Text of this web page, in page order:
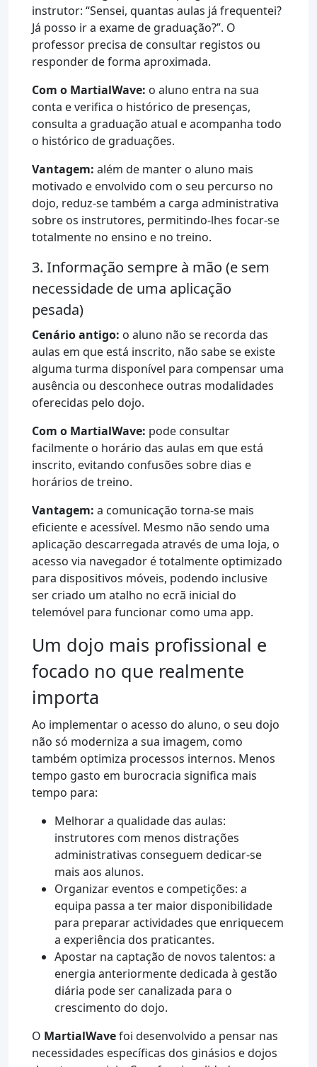
instrutor: “Sensei, quantas aulas já frequentei?
Já posso ir a exame de graduação?”. O
professor precisa de consultar registos ou
responder de forma aproximada.
Com o MartialWave: o aluno entra na sua
conta e verifica o histórico de presenças,
consulta a graduação atual e acompanha todo
o histórico de graduações.
Vantagem: além de manter o aluno mais
motivado e envolvido com o seu percurso no
dojo, reduz-se também a carga administrativa
sobre os instrutores, permitindo-lhes focar-se
totalmente no ensino e no treino.
3. Informação sempre à mão (e sem
necessidade de uma aplicação
pesada)
Cenário antigo: o aluno não se recorda das
aulas em que está inscrito, não sabe se existe
alguma turma disponível para compensar uma
ausência ou desconhece outras modalidades
oferecidas pelo dojo.
Com o MartialWave: pode consultar
facilmente o horário das aulas em que está
inscrito, evitando confusões sobre dias e
horários de treino.
Vantagem: a comunicação torna-se mais
eficiente e acessível. Mesmo não sendo uma
aplicação descarregada através de uma loja, o
acesso via navegador é totalmente optimizado
para dispositivos móveis, podendo inclusive
ser criado um atalho no ecrã inicial do
telemóvel para funcionar como uma app.
Um dojo mais profissional e
focado no que realmente
importa
Ao implementar o acesso do aluno, o seu dojo
não só moderniza a sua imagem, como
também optimiza processos internos. Menos
tempo gasto em burocracia significa mais
tempo para:
Melhorar a qualidade das aulas:
instrutores com menos distrações
administrativas conseguem dedicar-se
mais aos alunos.
Organizar eventos e competições: a
equipa passa a ter maior disponibilidade
para preparar actividades que enriquecem
a experiência dos praticantes.
Apostar na captação de novos talentos: a
energia anteriormente dedicada à gestão
diária pode ser canalizada para o
crescimento do dojo.
O MartialWavefoi desenvolvido a pensar nas
necessidades específicas dos ginásios e dojos